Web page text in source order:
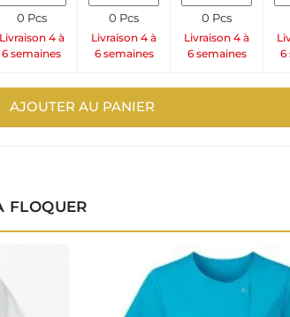
0 Pcs
Livraison 4 à
6 semaines
0 Pcs
Livraison 4 à
6 semaines
0 Pcs
Livraison 4 à
6 semaines
6
AJOUTER AU PANIER
FLOQUER